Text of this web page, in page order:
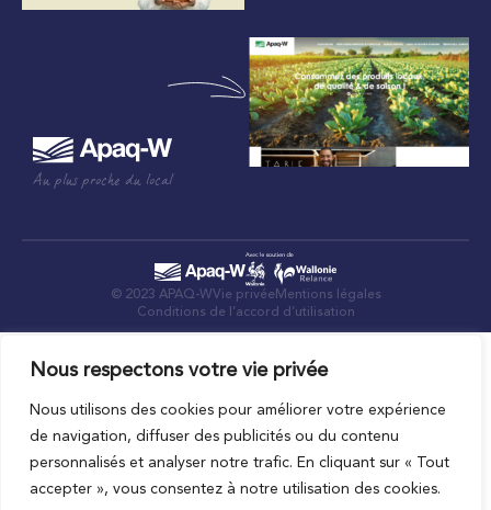
Nous respectons votre vie privée
Nous utilisons des cookies pour améliorer votre expérience
de navigation, diffuser des publicités ou du contenu
personnalisés et analyser notre trafic. En cliquant sur « Tout
accepter », vous consentez à notre utilisation des cookies.
Au plus proche du local
© 2023 APAQ-WVie privée Mentions légales
Conditions de l’accord d’utilisation